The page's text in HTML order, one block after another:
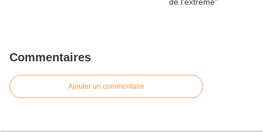
Commentaires
Ajouter un commentaire